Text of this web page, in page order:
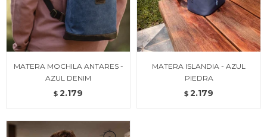
MATERA MOCHILA ANTARES -
AZUL DENIM
$ 2.179
MATERA ISLANDIA - AZUL
PIEDRA
$ 2.179